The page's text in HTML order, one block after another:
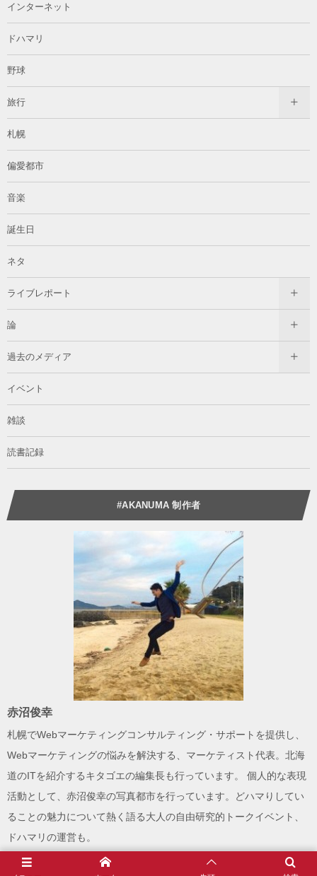
インターネット
ドハマリ
野球
旅行
札幌
偏愛都市
音楽
誕生日
ネタ
ライブレポート
論
過去のメディア
イベント
雑談
読書記録
#AKANUMA 制作者
赤沼俊幸
札幌でWebマーケティングコンサルティング・サポートを提供し、
Webマーケティングの悩みを解決する、 マーケティスト代表。北海
道のITを紹介するキタゴエの編集長も行っています。 個人的な表現
活動として、 赤沼俊幸の写真都市を行っています。どハマりしてい
ることの魅力について熱く語る大人の自由研究的トークイベント、
ドハマリの運営も。
Twitter